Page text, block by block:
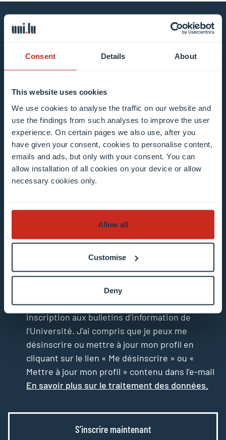
Consent Details About
This website uses cookies
We use cookies to analyse the traffic on our website and
use the findings from such analyses to improve the user
experience. On certain pages we also use, after you
have given your consent, cookies to personalise content,
emails and ads, but only with your consent. You can
allow installation of all cookies on your device or allow
necessary cookies only.
Allow all
Customise
Deny
Restez au courant en vous
inscrivant à notre bulletin
d’information
Tous les champs sont obligatoires
Faites votre choix dans notre/nos liste(s) de
diffusion
Mailing list 0 items selected
Introduisez votre adresse e-mail
J’accepte que mon adresse e-mail serve à mon
inscription aux bulletins d’information de
l’Université. J’ai compris que je peux me
désinscrire ou mettre à jour mon profil en
cliquant sur le lien « Me désinscrire » ou «
Mettre à jour mon profil » contenu dans l’e-mail
En savoir plus sur le traitement des données.
S’inscrire maintenant